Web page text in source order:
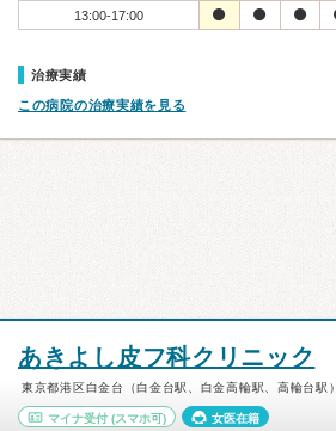
13:00-17:00
治療実績
この病院の治療実績を見る
あきよし皮フ科クリニック
東京都港区白金台（白金台駅、白金高輪駅、高輪台駅）
マイナ受付 (スマホ可) 女医在籍